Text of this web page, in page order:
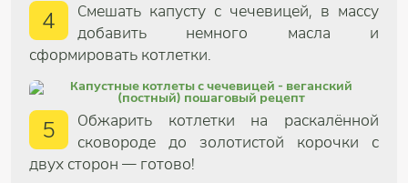
4
Смешать капусту с чечевицей, в массу
добавить немного масла и
сформировать котлетки.
5
Обжарить котлетки на раскалённой
сковороде до золотистой корочки с
двух сторон — готово!